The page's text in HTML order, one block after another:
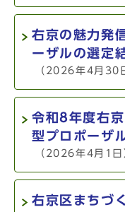
右京の魅力発
ーザルの選定
（2026年4月30
令和8年度右
型プロポーザ
（2026年4月1日
右京区まちづ